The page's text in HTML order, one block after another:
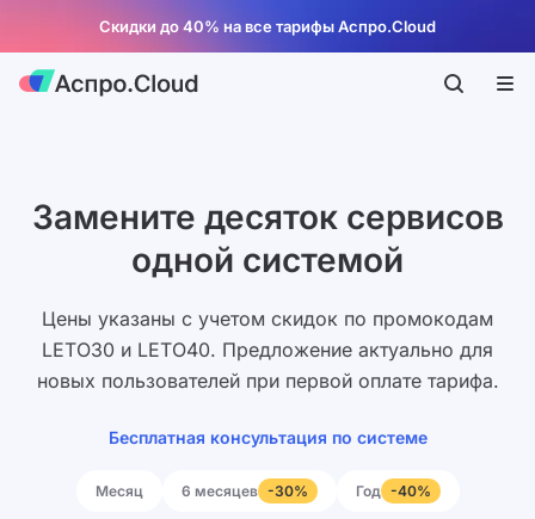
Скидки до 40% на все тарифы Аспро.Cloud
Замените десяток сервисов
одной системой
Цены указаны с учетом скидок по промокодам
LETO30 и LETO40. Предложение актуально для
новых пользователей при первой оплате тарифа.
Месяц 6 месяцев -30% Год -40%
Бесплатная консультация по системе